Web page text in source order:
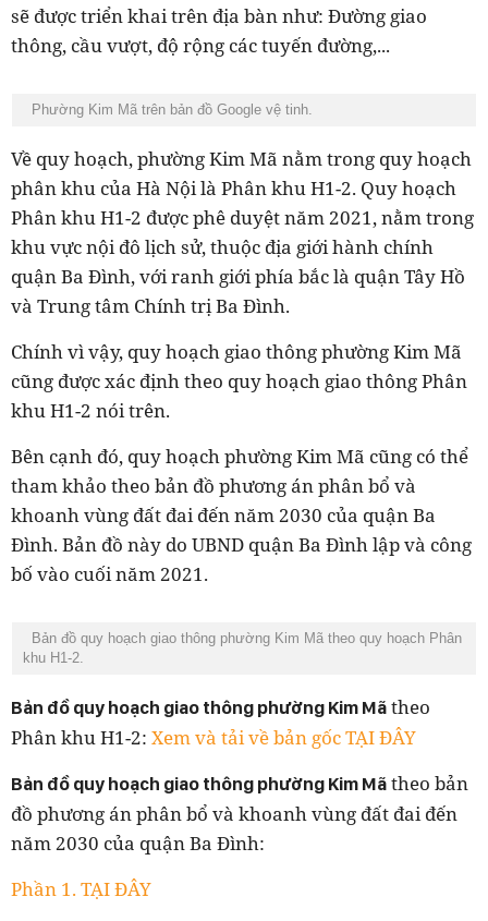
sẽ được triển khai trên địa bàn như: Đường giao
thông, cầu vượt, độ rộng các tuyến đường,...
Phường Kim Mã trên bản đồ Google vệ tinh.
Về quy hoạch, phường Kim Mã nằm trong quy hoạch
phân khu của Hà Nội là Phân khu H1-2. Quy hoạch
Phân khu H1-2 được phê duyệt năm 2021, nằm trong
khu vực nội đô lịch sử, thuộc địa giới hành chính
quận Ba Đình, với ranh giới phía bắc là quận Tây Hồ
và Trung tâm Chính trị Ba Đình.
Chính vì vậy, quy hoạch giao thông phường Kim Mã
cũng được xác định theo quy hoạch giao thông Phân
khu H1-2 nói trên.
Bên cạnh đó, quy hoạch phườngKim Mã cũng có thể
tham khảo theo bản đồ phương án phân bổ và
khoanh vùng đất đai đến năm 2030 của quận Ba
Đình. Bản đồ này do UBND quận Ba Đình lập và công
bố vào cuối năm 2021.
Bản đồ quy hoạch giao thông phường Kim Mã theo quy hoạch Phân
khu H1-2.
Bản đồ quy hoạch giao thông phường Kim Mã theo
Phân khu H1-2: Xem và tải về bản gốc TẠI ĐÂY
Bản đồ quy hoạch giao thông phường Kim Mã theo bản
đồ phương án phân bổ và khoanh vùng đất đai đến
năm 2030 của quận Ba Đình:
Phần 1. TẠI ĐÂY